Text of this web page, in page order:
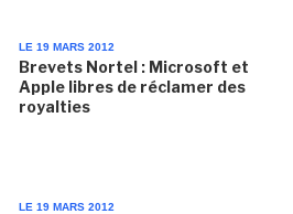
LE 19 MARS 2012
Brevets Nortel : Microsoft et
Apple libres de réclamer des
royalties
LE 19 MARS 2012